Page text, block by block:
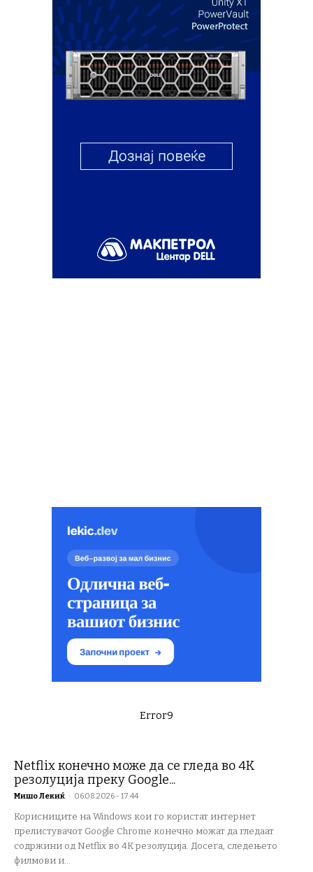
Error9
Netflix конечно може да се гледа во 4K
резолуција преку Google...
Мишо Лекиќ - 06.08.2026 - 17:44
Корисниците на Windows кои го користат интернет
прелистувачот Google Chrome конечно можат да гледаат
содржини од Netflix во 4K резолуција. Досега, следењето
филмови и...